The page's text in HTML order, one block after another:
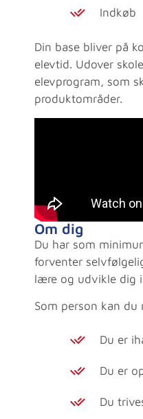
Indkøb
Din base bliver på
elevtid. Udover
elevprogram, som
produktområder.
Om dig
Du har som
forventer
lære og udvikle dig
Som person kan
Du er
Du er
Du